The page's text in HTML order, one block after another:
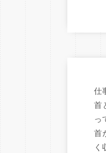
仕
首
っ
首
く